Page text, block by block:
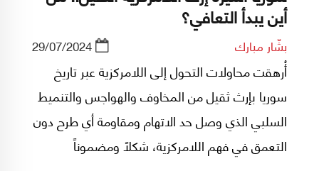
أين يبدأ التعافي؟
بشّار مبارك 29/07/2024
أُرهقت محاولات التحول إلى اللامركزية عبر تاريخ
سوريا بإرث ثقيل من المخاوف والهواجس والتنميط
السلبي الذي وصل حد الاتهام ومقاومة أي طرح دون
التعمق في فهم اللامركزية، شكلاً ومضموناً